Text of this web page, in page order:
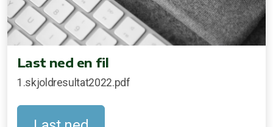
Last ned en fil
1.skjoldresultat2022.pdf